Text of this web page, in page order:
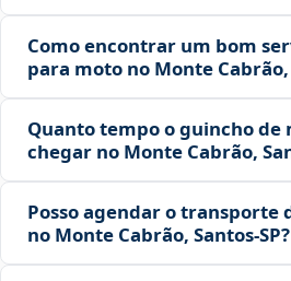
Como encontrar um bom
para moto no Monte Cabrão,
Quanto tempo o guincho de
chegar no Monte Cabrão,
Posso agendar o transporte
no Monte Cabrão, Santos‑SP?